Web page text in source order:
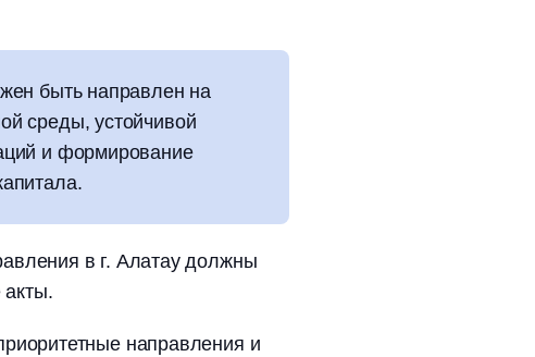
быть направлен на
среды, устойчивой
и формирование
в г. Алатау должны
акты.
направления и